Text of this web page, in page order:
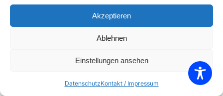
Akzeptieren
Ablehnen
Einstellungen ansehen
DatenschutzKontakt / Impressum